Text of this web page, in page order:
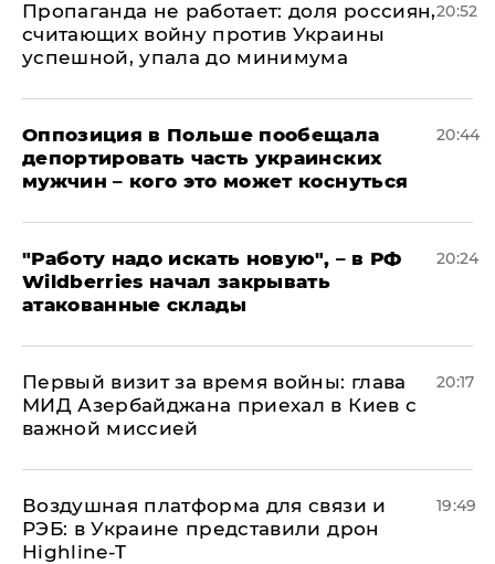
​Пропаганда не работает: доля россиян,
считающих войну против Украины
успешной, упала до минимума
20:52
Оппозиция в Польше пообещала
депортировать часть украинских
мужчин – кого это может коснуться
20:44
"Работу надо искать новую", – в РФ
Wildberries начал закрывать
атакованные склады
20:24
Первый визит за время войны: глава
МИД Азербайджана приехал в Киев с
важной миссией
20:17
Воздушная платформа для связи и
РЭБ: в Украине представили дрон
Highline-T
19:49